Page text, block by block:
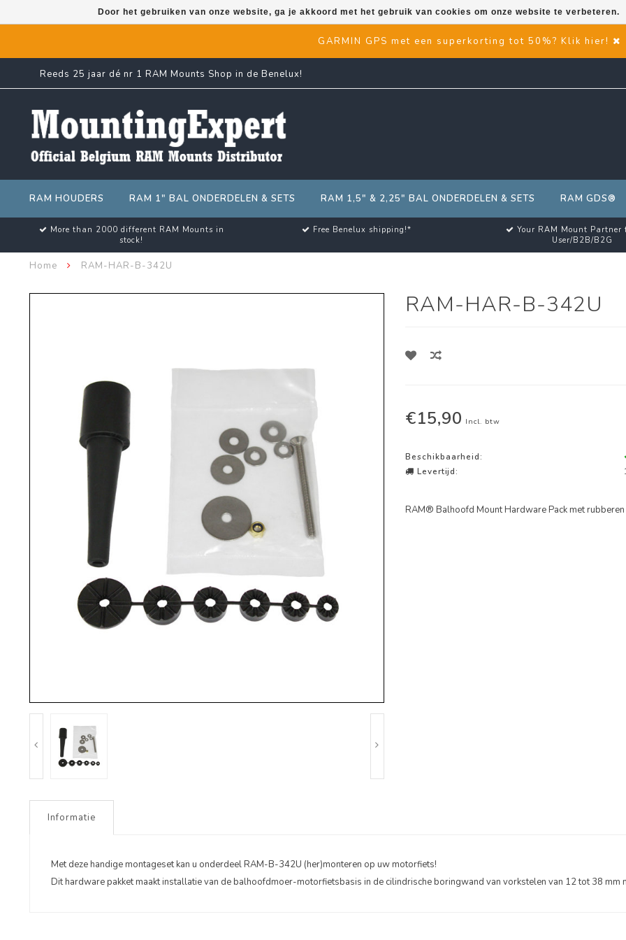
GARMIN GPS met een superkorting tot 50%? Klik hier!
Reeds 25 jaar dé nr 1 RAM Mounts Shop in de Benelux!
RAM HOUDERS RAM 1" BAL ONDERDELEN & SETS RAM 1,5" & 2,25" BAL ONDERDELEN & SETS RAM GDS®
More than 2000 different RAM Mounts in
stock!
Free Benelux shipping!*
Your RAM Mount Partner
User/B2B/B2G
Home RAM-HAR-B-342U
RAM-HAR-B-342U
€15,90 Incl. btw
Beschikbaarheid:
Levertijd:
RAM® Balhoofd Mount Hardware Pack met
Informatie
Met deze handige montageset kan u onderdeel RAM-B-342U (her)monteren op uw motorfiets!
Dit hardware pakket maakt installatie van de balhoofdmoer-motorfietsbasis in de cilindrische boringwand van vorkstelen van 12 tot 38 mm
Door het gebruiken van onze website, ga je akkoord met het gebruik van cookies om onze website te verbeteren.